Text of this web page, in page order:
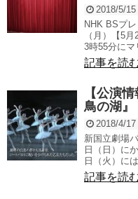
2018/5/15
NHK BSプ
（月）【5
3時55分にマ
記事を読
【公演
鳥の湖』
2018/4/17
新国立劇場
日（日）に
日（火）に
記事を読